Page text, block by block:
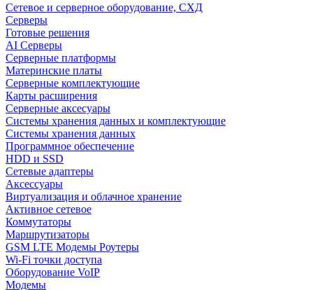
Сетевое и серверное оборудование, СХД
Cерверы
Готовые решения
AI Серверы
Серверные платформы
Материнские платы
Серверные комплектующие
Карты расширения
Серверные аксесуары
Системы хранения данных и комплектующие
Системы хранения данных
Программное обеспечение
HDD и SSD
Сетевые адаптеры
Аксессуары
Виртуализация и облачное хранение
Активное сетевое
Коммутаторы
Маршрутизаторы
GSM LTE Модемы Роутеры
Wi-Fi точки доступа
Оборудование VoIP
Модемы